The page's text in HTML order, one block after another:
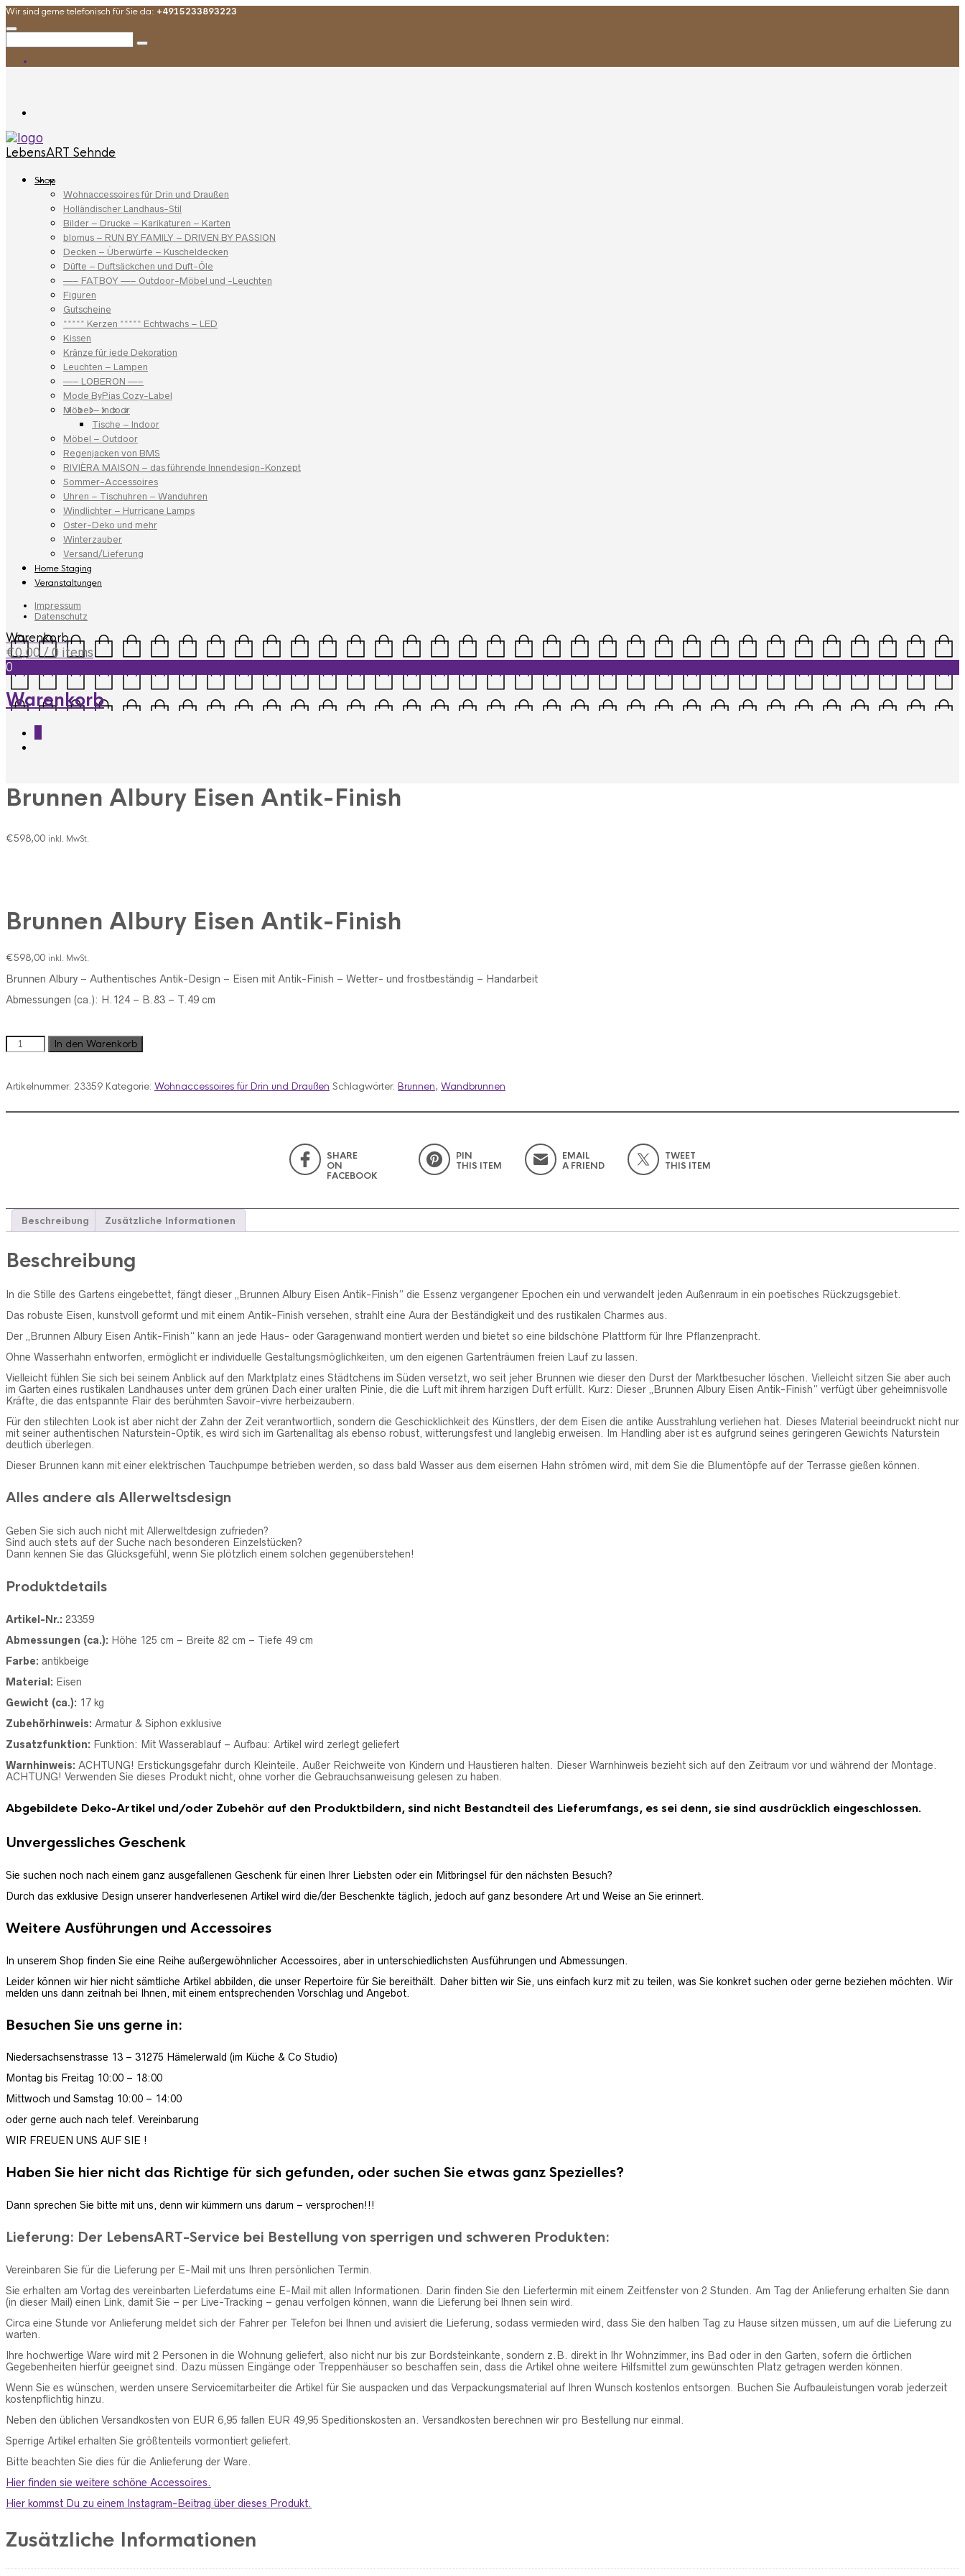
Wir sind gerne telefonisch für Sie da: +4915233893223
LebensART Sehnde
Shop
Wohnaccessoires für Drin und Draußen
Holländischer Landhaus-Stil
Bilder – Drucke – Karikaturen – Karten
blomus – RUN BY FAMILY – DRIVEN BY PASSION
Decken – Überwürfe – Kuscheldecken
Düfte – Duftsäckchen und Duft-Öle
—– FATBOY —– Outdoor-Möbel und -Leuchten
Figuren
Gutscheine
***** Kerzen ***** Echtwachs – LED
Kissen
Kränze für jede Dekoration
Leuchten – Lampen
—– LOBERON —–
Mode ByPias Cozy-Label
Möbel – Indoor
Tische – Indoor
Möbel – Outdoor
Regenjacken von BMS
RIVIÈRA MAISON – das führende Innendesign-Konzept
Sommer-Accessoires
Uhren – Tischuhren – Wanduhren
Windlichter – Hurricane Lamps
Oster-Deko und mehr
Winterzauber
Versand/Lieferung
Home Staging
Veranstaltungen
Impressum
Datenschutz
Warenkorb
€0,00 / 0 items
0
Warenkorb
Brunnen Albury Eisen Antik-Finish
€598,00 inkl. MwSt.
Brunnen Albury Eisen Antik-Finish
€598,00 inkl. MwSt.
Brunnen Albury – Authentisches Antik-Design – Eisen mit Antik-Finish – Wetter- und frostbeständig – Handarbeit
Abmessungen (ca.): H.124 – B.83 – T.49 cm
Brunnen
Albury
Finish
In den Warenkorb
Artikelnummer: 23359 Kategorie: Wohnaccessoires für Drin und Draußen Schlagwörter: Brunnen, Wandbrunnen
SHARE
ON
FACEBOOK
PIN
THIS ITEM
EMAIL
A FRIEND
TWEET
THIS ITEM
Beschreibung Zusätzliche Informationen
Beschreibung
In die Stille des Gartens eingebettet, fängt dieser „Brunnen Albury Eisen Antik-Finish“ die Essenz vergangener Epochen ein und verwandelt jeden Außenraum in ein poetisches Rückzugsgebiet.
Das robuste Eisen, kunstvoll geformt und mit einem Antik-Finish versehen, strahlt eine Aura der Beständigkeit und des rustikalen Charmes aus.
Der „Brunnen Albury Eisen Antik-Finish“ kann an jede Haus- oder Garagenwand montiert werden und bietet so eine bildschöne Plattform für Ihre Pflanzenpracht.
Ohne Wasserhahn entworfen, ermöglicht er individuelle Gestaltungsmöglichkeiten, um den eigenen Gartenträumen freien Lauf zu lassen.
Vielleicht fühlen Sie sich bei seinem Anblick auf den Marktplatz eines Städtchens im Süden versetzt, wo seit jeher Brunnen wie dieser den Durst der Marktbesucher löschen. Vielleicht sitzen Sie aber auch
im Garten eines rustikalen Landhauses unter dem grünen Dach einer uralten Pinie, die die Luft mit ihrem harzigen Duft erfüllt. Kurz: Dieser „Brunnen Albury Eisen Antik-Finish“ verfügt über geheimnisvolle
Kräfte, die das entspannte Flair des berühmten Savoir-vivre herbeizaubern.
Für den stilechten Look ist aber nicht der Zahn der Zeit verantwortlich, sondern die Geschicklichkeit des Künstlers, der dem Eisen die antike Ausstrahlung verliehen hat. Dieses Material beeindruckt nicht nur
mit seiner authentischen Naturstein-Optik, es wird sich im Gartenalltag als ebenso robust, witterungsfest und langlebig erweisen. Im Handling aber ist es aufgrund seines geringeren Gewichts Naturstein
deutlich überlegen.
Dieser Brunnen kann mit einer elektrischen Tauchpumpe betrieben werden, so dass bald Wasser aus dem eisernen Hahn strömen wird, mit dem Sie die Blumentöpfe auf der Terrasse gießen können.
Alles andere als Allerweltsdesign
Geben Sie sich auch nicht mit Allerweltdesign zufrieden?
Sind auch stets auf der Suche nach besonderen Einzelstücken?
Dann kennen Sie das Glücksgefühl, wenn Sie plötzlich einem solchen gegenüberstehen!
Produktdetails
Artikel-Nr.: 23359
Abmessungen (ca.): Höhe 125 cm – Breite 82 cm – Tiefe 49 cm
Farbe: antikbeige
Material: Eisen
Gewicht (ca.): 17 kg
Zubehörhinweis: Armatur & Siphon exklusive
Zusatzfunktion: Funktion: Mit Wasserablauf – Aufbau: Artikel wird zerlegt geliefert
Warnhinweis: ACHTUNG! Erstickungsgefahr durch Kleinteile. Außer Reichweite von Kindern und Haustieren halten. Dieser Warnhinweis bezieht sich auf den Zeitraum vor und während der Montage.
ACHTUNG! Verwenden Sie dieses Produkt nicht, ohne vorher die Gebrauchsanweisung gelesen zu haben.
Abgebildete Deko-Artikel und/oder Zubehör auf den Produktbildern, sind nicht Bestandteil des Lieferumfangs, es sei denn, sie sind ausdrücklich eingeschlossen.
Unvergessliches Geschenk
Sie suchen noch nach einem ganz ausgefallenen Geschenk für einen Ihrer Liebsten oder ein Mitbringsel für den nächsten Besuch?
Durch das exklusive Design unserer handverlesenen Artikel wird die/der Beschenkte täglich, jedoch auf ganz besondere Art und Weise an Sie erinnert.
Weitere Ausführungen und Accessoires
In unserem Shop finden Sie eine Reihe außergewöhnlicher Accessoires, aber in unterschiedlichsten Ausführungen und Abmessungen.
Leider können wir hier nicht sämtliche Artikel abbilden, die unser Repertoire für Sie bereithält. Daher bitten wir Sie, uns einfach kurz mit zu teilen, was Sie konkret suchen oder gerne beziehen möchten. Wir
melden uns dann zeitnah bei Ihnen, mit einem entsprechenden Vorschlag und Angebot.
Besuchen Sie uns gerne in:
Niedersachsenstrasse 13 – 31275 Hämelerwald (im Küche & Co Studio)
Montag bis Freitag 10:00 – 18:00
Mittwoch und Samstag 10:00 – 14:00
oder gerne auch nach telef. Vereinbarung
WIR FREUEN UNS AUF SIE !
Haben Sie hier nicht das Richtige für sich gefunden, oder suchen Sie etwas ganz Spezielles?
Dann sprechen Sie bitte mit uns, denn wir kümmern uns darum – versprochen!!!
Lieferung: Der LebensART-Service bei Bestellung von sperrigen und schweren Produkten:
Vereinbaren Sie für die Lieferung per E-Mail mit uns Ihren persönlichen Termin.
Sie erhalten am Vortag des vereinbarten Lieferdatums eine E-Mail mit allen Informationen. Darin finden Sie den Liefertermin mit einem Zeitfenster von 2 Stunden. Am Tag der Anlieferung erhalten Sie dann
(in dieser Mail) einen Link, damit Sie – per Live-Tracking – genau verfolgen können, wann die Lieferung bei Ihnen sein wird.
Circa eine Stunde vor Anlieferung meldet sich der Fahrer per Telefon bei Ihnen und avisiert die Lieferung, sodass vermieden wird, dass Sie den halben Tag zu Hause sitzen müssen, um auf die Lieferung zu
warten.
Ihre hochwertige Ware wird mit 2 Personen in die Wohnung geliefert, also nicht nur bis zur Bordsteinkante, sondern z.B. direkt in Ihr Wohnzimmer, ins Bad oder in den Garten, sofern die örtlichen
Gegebenheiten hierfür geeignet sind. Dazu müssen Eingänge oder Treppenhäuser so beschaffen sein, dass die Artikel ohne weitere Hilfsmittel zum gewünschten Platz getragen werden können.
Wenn Sie es wünschen, werden unsere Servicemitarbeiter die Artikel für Sie auspacken und das Verpackungsmaterial auf Ihren Wunsch kostenlos entsorgen. Buchen Sie Aufbauleistungen vorab jederzeit
kostenpflichtig hinzu.
Neben den üblichen Versandkosten von EUR 6,95 fallen EUR 49,95 Speditionskosten an. Versandkosten berechnen wir pro Bestellung nur einmal.
Sperrige Artikel erhalten Sie größtenteils vormontiert geliefert.
Bitte beachten Sie dies für die Anlieferung der Ware.
Hier finden sie weitere schöne Accessoires.
Hier kommst Du zu einem Instagram-Beitrag über dieses Produkt.
Zusätzliche Informationen